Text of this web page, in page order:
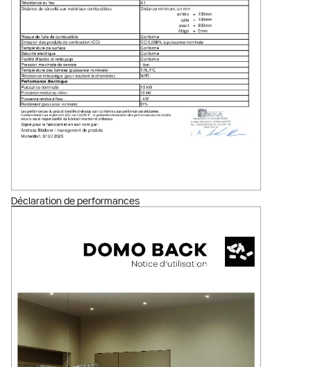
Déclaration de performances